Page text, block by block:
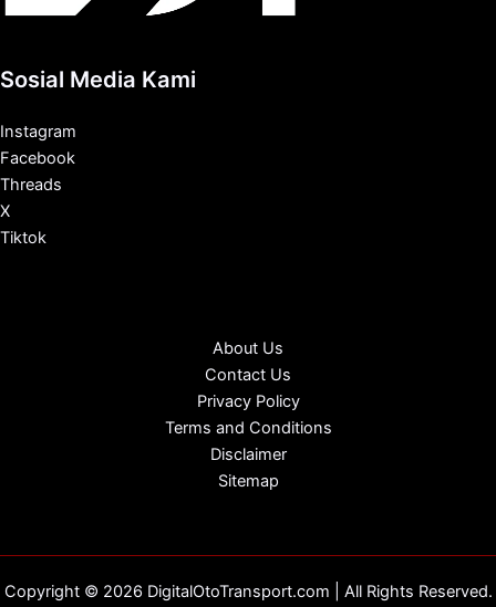
Sosial Media Kami
Instagram
Facebook
Threads
X
Tiktok
About Us
Contact Us
Privacy Policy
Terms and Conditions
Disclaimer
Sitemap
Copyright © 2026 DigitalOtoTransport.com | All Rights Reserved.